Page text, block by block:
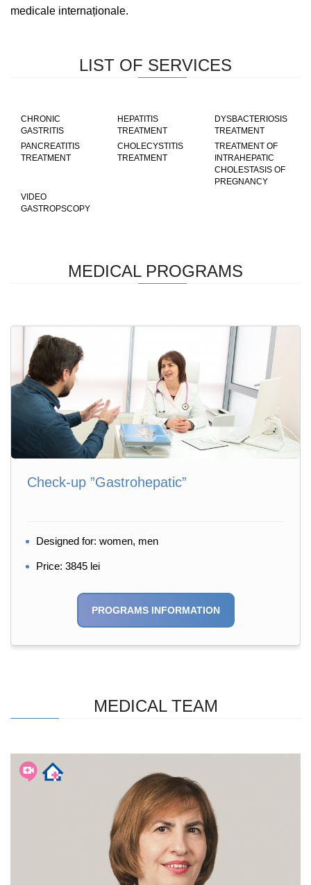
medicale internaționale.
LIST OF SERVICES
CHRONIC
GASTRITIS
HEPATITIS
TREATMENT
DYSBACTERIOSIS
TREATMENT
PANCREATITIS
TREATMENT
CHOLECYSTITIS
TREATMENT
TREATMENT OF
INTRAHEPATIC
CHOLESTASIS OF
PREGNANCY
VIDEO
GASTROPSCOPY
MEDICAL PROGRAMS
Check-up ”Gastrohepatic”
Designed for: women, men
Price: 3845 lei
PROGRAMS INFORMATION
MEDICAL TEAM